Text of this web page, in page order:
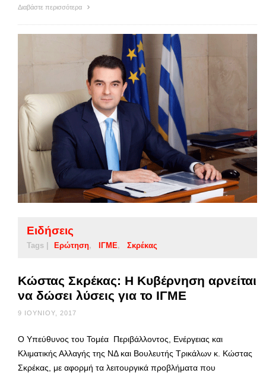
Διαβάστε περισσότερα
Ειδήσεις
Tags | Ερώτηση ΙΓΜΕ Σκρέκας
Κώστας Σκρέκας: Η Κυβέρνηση αρνείται
να δώσει λύσεις για το ΙΓΜΕ
9 ΙΟΥΝΊΟΥ, 2017
Ο Υπεύθυνος του Τομέα Περιβάλλοντος, Ενέργειας και
Κλιματικής Αλλαγής της ΝΔ και Βουλευτής Τρικάλων κ. Κώστας
Σκρέκας, με αφορμή τα λειτουργικά προβλήματα που